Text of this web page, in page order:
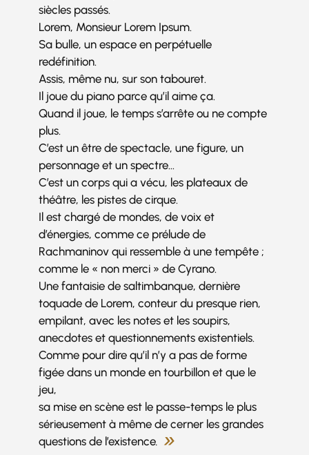
siècles passés.
Lorem, Monsieur Lorem Ipsum.
Sa bulle, un espace en perpétuelle
redéfinition.
Assis, même nu, sur son tabouret.
Il joue du piano parce qu’il aime ça.
Quand il joue, le temps s’arrête ou ne compte
plus.
C’est un être de spectacle, une figure, un
personnage et un spectre…
C’est un corps qui a vécu, les plateaux de
théâtre, les pistes de cirque.
Il est chargé de mondes, de voix et
d’énergies, comme ce prélude de
Rachmaninov qui ressemble à une tempête ;
comme le « non merci » de Cyrano.
Une fantaisie de saltimbanque, dernière
toquade de Lorem, conteur du presque rien,
empilant, avec les notes et les soupirs,
anecdotes et questionnements existentiels.
Comme pour dire qu’il n’y a pas de forme
figée dans un monde en tourbillon et que le
jeu,
sa mise en scène est le passe-temps le plus
sérieusement à même de cerner les grandes
questions de l’existence.